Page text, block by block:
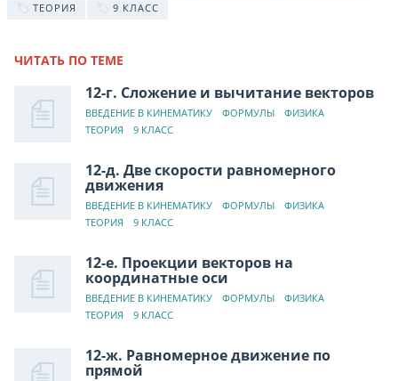
ТЕОРИЯ
9 КЛАСС
ЧИТАТЬ ПО ТЕМЕ
12-г. Сложение и вычитание векторов
ВВЕДЕНИЕ В КИНЕМАТИКУ ФОРМУЛЫ
ФИЗИКА
ТЕОРИЯ
9 КЛАСС
12-д. Две скорости равномерного
движения
ВВЕДЕНИЕ В КИНЕМАТИКУ ФОРМУЛЫ
ФИЗИКА
ТЕОРИЯ
9 КЛАСС
12-е. Проекции векторов на
координатные оси
ВВЕДЕНИЕ В КИНЕМАТИКУ ФОРМУЛЫ
ФИЗИКА
ТЕОРИЯ
9 КЛАСС
12-ж. Равномерное движение по
прямой